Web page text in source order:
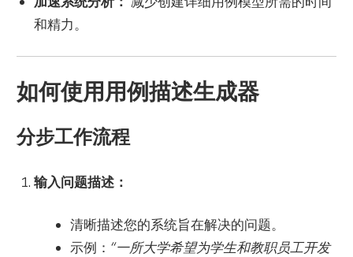
和精力。
如何使用用例描述生成器
分步工作流程
输入问题描述：
清晰描述您的系统旨在解决的问题。
示例： “一所大学希望为学生和教职员工开发